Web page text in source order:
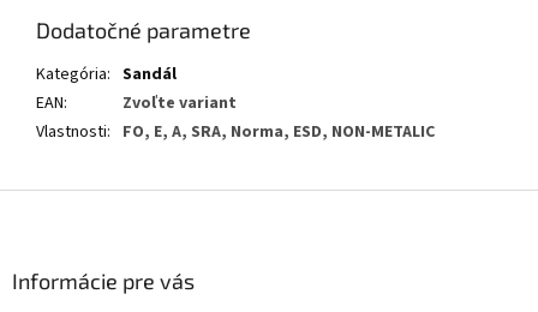
Dodatočné parametre
Kategória: Sandál
EAN:
Zvoľte variant
Vlastnosti: FO, E, A, SRA, Norma, ESD, NON-METALIC
Informácie pre vás